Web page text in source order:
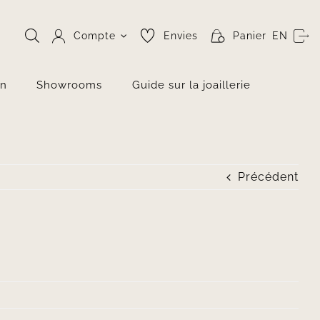
Compte Envies Panier EN
Showrooms Guide sur la joaillerie
Précédent